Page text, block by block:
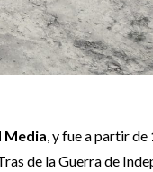
Media, y fue a partir
de la Guerra de